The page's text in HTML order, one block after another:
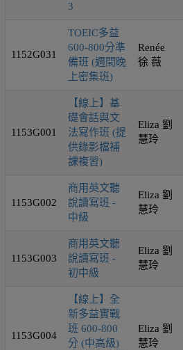
3
1152G031
TOEIC多益
600-800分準
備班 (週間晚
上密集班)
Renée
徐 薇
1153G001
【線上】基
礎會話與文
法寫作班 (提
供錄影檔補
課複習)
Eliza 劉
慧玲
1153G002
商用英文聽
說讀寫班 -
中級
Eliza 劉
慧玲
1153G003
商用英文聽
說讀寫班 -
初中級
Eliza 劉
慧玲
1153G004
【線上】全
新多益實戰
班 600-800
分 (中高級)
Eliza 劉
慧玲